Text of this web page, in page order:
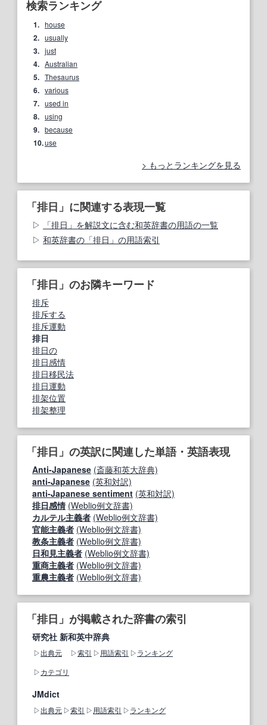
検索ランキング
1. house
2. usually
3. just
4. Australian
5. Thesaurus
6. various
7. used in
8. using
9. because
10.use
もっとランキングを見る
「排日」に関連する表現一覧
「排日」を解説文に含む和英辞書の用語の一覧
和英辞書の「排日」の用語索引
「排日」のお隣キーワード
排斥
排斥する
排斥運動
排日
排日の
排日感情
排日移民法
排日運動
排架位置
排架整理
「排日」の英訳に関連した単語・英語表現
Anti-Japanese (斎藤和英大辞典)
anti‐Japanese (英和対訳)
anti‐Japanese sentiment (英和対訳)
排日感情 (Weblio例文辞書)
カルテル主義者 (Weblio例文辞書)
官能主義者 (Weblio例文辞書)
教条主義者 (Weblio例文辞書)
日和見主義者 (Weblio例文辞書)
重商主義者 (Weblio例文辞書)
重農主義者 (Weblio例文辞書)
「排日」が掲載された辞書の索引
研究社 新和英中辞典
出典元 索引 用語索引
ランキング
カテゴリ
JMdict
出典元 索引 用語索引 ランキング